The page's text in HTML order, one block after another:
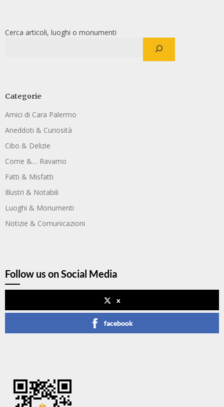
Cerca articoli, luoghi o monumenti
Categorie
Amici di Cara Palermo
Aneddoti & Curiosità
Cibo & Delizie
Come &… Ravamo
Fatti & Misfatti
Illustri & Notabili
Luoghi & Monumenti
Notizie & Comunicazioni
Follow us on Social Media
x
facebook